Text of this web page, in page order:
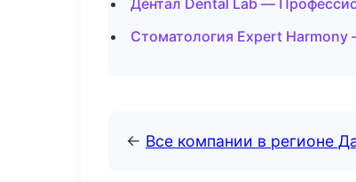
Дентал Dental Lab —
Стоматология Expert
← Все компании в регионе